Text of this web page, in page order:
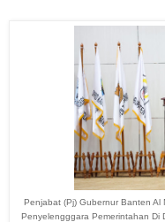
Penjabat (Pj) Gubernur Banten Al
Penyelengggara Pemerintahan Di